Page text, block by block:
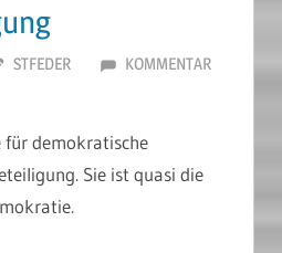
STFEDER
KOMMENTAR
für demokratische
Sie ist quasi die